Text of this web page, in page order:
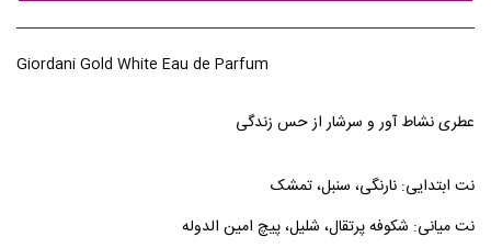
Giordani Gold White Eau de Parfum
عطری نشاط آور و سرشار از حس زندگی
نت ابتدایی: نارنگی، سنبل، تمشک
نت میانی: شکوفه پرتقال، شلیل، پیچ امین الدوله